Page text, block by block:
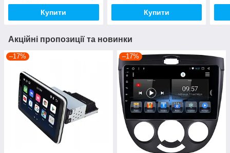
Купити Купити
Акційні пропозиції та новинки
–17% –17%